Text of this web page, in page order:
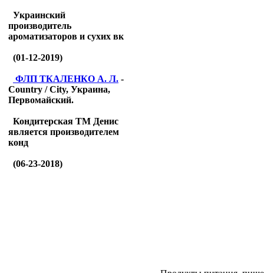
Украинский
производитель
ароматизаторов и сухих вк
(01-12-2019)
ФЛП ТКАЛЕНКО А. Л. -
Country / City, Украина,
Первомайский.
Кондитерская ТМ Денис
является производителем
конд
(06-23-2018)